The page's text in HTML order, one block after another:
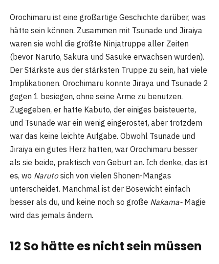
Orochimaru ist eine großartige Geschichte darüber, was
hätte sein können. Zusammen mit Tsunade und Jiraiya
waren sie wohl die größte Ninjatruppe aller Zeiten
(bevor Naruto, Sakura und Sasuke erwachsen wurden).
Der Stärkste aus der stärksten Truppe zu sein, hat viele
Implikationen. Orochimaru konnte Jiraya und Tsunade 2
gegen 1 besiegen, ohne seine Arme zu benutzen.
Zugegeben, er hatte Kabuto, der einiges beisteuerte,
und Tsunade war ein wenig eingerostet, aber trotzdem
war das keine leichte Aufgabe. Obwohl Tsunade und
Jiraiya ein gutes Herz hatten, war Orochimaru besser
als sie beide, praktisch von Geburt an. Ich denke, das ist
es, wo Narutosich von vielen Shonen-Mangas
unterscheidet. Manchmal ist der Bösewicht einfach
besser als du, und keine noch so große Nakama-Magie
wird das jemals ändern.
12 So hätte es nicht sein müssen